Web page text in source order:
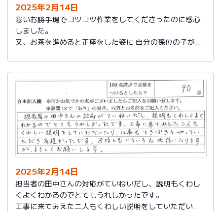
2025年2月14日
寒いお勝手場でコツコツ作業をしてくださったのに感心
しました。
又、お茶を進めると正座をした姿に 自分の孫位の子がな
又、市との対応が耳の悪い私に代わって聞いてくれ助か
りました。
説明もその後しっかりしてもらい感謝しています。
2025年2月14日
担当者の田中さんの対応がていねいだし、説明もくわし
くよくわかるのでとてもうれしかったです。
工事に来てみえた二人もくわしい説明をしていただいた